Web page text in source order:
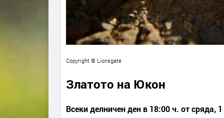
Copyright © Lionsgate
Златото на Юкон
Всеки делничен ден в 18:00 ч. от сряда,